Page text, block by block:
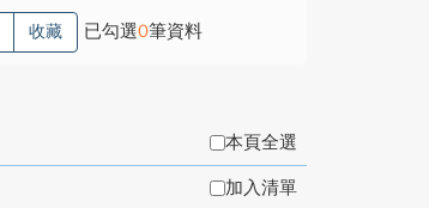
收藏 已勾選0筆資料
本頁全選
加入清單